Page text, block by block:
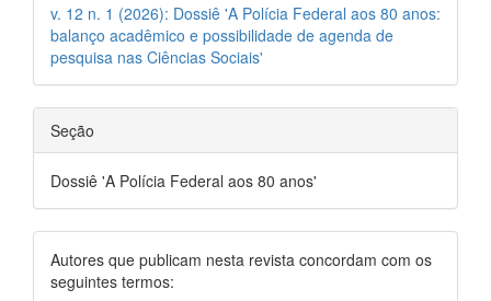
v. 12 n. 1 (2026): Dossiê 'A Polícia Federal aos 80 anos:
balanço acadêmico e possibilidade de agenda de
pesquisa nas Ciências Sociais'
Seção
Dossiê 'A Polícia Federal aos 80 anos'
Autores que publicam nesta revista concordam com os
seguintes termos: